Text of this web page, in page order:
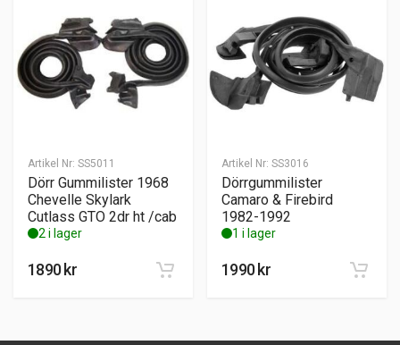
Artikel Nr: SS5011
Dörr Gummilister 1968
Chevelle Skylark
Cutlass GTO 2dr ht /cab
2 i lager
1890kr
Artikel Nr: SS3016
Dörrgummilister
Camaro & Firebird
1982-1992
1 i lager
1990kr